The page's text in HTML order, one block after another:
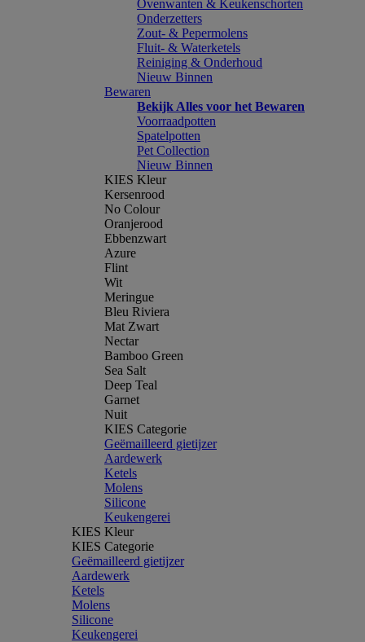
Ovenwanten & Keukenschorten
Onderzetters
Zout- & Pepermolens
Fluit- & Waterketels
Reiniging & Onderhoud
Nieuw Binnen
Bewaren
Bekijk Alles voor het Bewaren
Voorraadpotten
Spatelpotten
Pet Collection
Nieuw Binnen
KIES Kleur
Kersenrood
No Colour
Oranjerood
Ebbenzwart
Azure
Flint
Wit
Meringue
Bleu Riviera
Mat Zwart
Nectar
Bamboo Green
Sea Salt
Deep Teal
Garnet
Nuit
KIES Categorie
Geëmailleerd gietijzer
Aardewerk
Ketels
Molens
Silicone
Keukengerei
KIES Kleur
KIES Categorie
Geëmailleerd gietijzer
Aardewerk
Ketels
Molens
Silicone
Keukengerei